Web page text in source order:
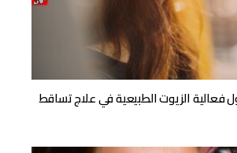
فعالية الزيوت الطبيعية في علاج تساقط